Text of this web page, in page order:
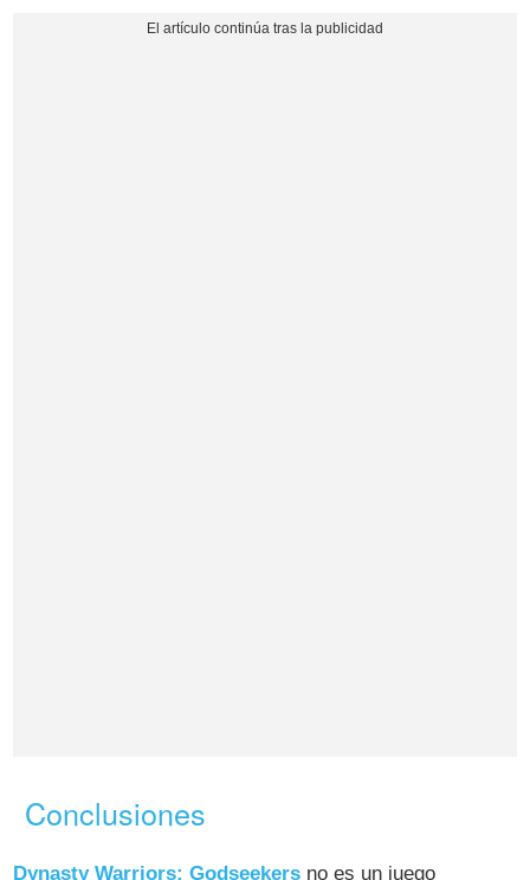
Conclusiones
Dynasty Warriors: Godseekers no es un juego